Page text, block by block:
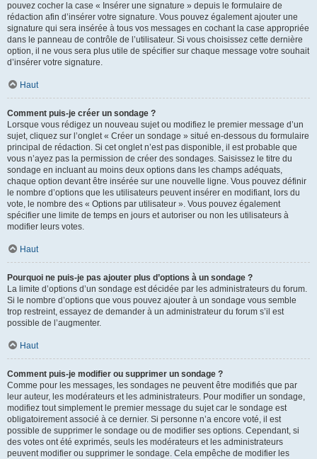
pouvez cocher la case « Insérer une signature » depuis le formulaire de
rédaction afin d’insérer votre signature. Vous pouvez également ajouter une
signature qui sera insérée à tous vos messages en cochant la case appropriée
dans le panneau de contrôle de l’utilisateur. Si vous choisissez cette dernière
option, il ne vous sera plus utile de spécifier sur chaque message votre souhait
d’insérer votre signature.
Haut
Comment puis-je créer un sondage ?
Lorsque vous rédigez un nouveau sujet ou modifiez le premier message d’un
sujet, cliquez sur l’onglet « Créer un sondage » situé en-dessous du formulaire
principal de rédaction. Si cet onglet n’est pas disponible, il est probable que
vous n’ayez pas la permission de créer des sondages. Saisissez le titre du
sondage en incluant au moins deux options dans les champs adéquats,
chaque option devant être insérée sur une nouvelle ligne. Vous pouvez définir
le nombre d’options que les utilisateurs peuvent insérer en modifiant, lors du
vote, le nombre des « Options par utilisateur ». Vous pouvez également
spécifier une limite de temps en jours et autoriser ou non les utilisateurs à
modifier leurs votes.
Haut
Pourquoi ne puis-je pas ajouter plus d’options à un sondage ?
La limite d’options d’un sondage est décidée par les administrateurs du forum.
Si le nombre d’options que vous pouvez ajouter à un sondage vous semble
trop restreint, essayez de demander à un administrateur du forum s’il est
possible de l’augmenter.
Haut
Comment puis-je modifier ou supprimer un sondage ?
Comme pour les messages, les sondages ne peuvent être modifiés que par
leur auteur, les modérateurs et les administrateurs. Pour modifier un sondage,
modifiez tout simplement le premier message du sujet car le sondage est
obligatoirement associé à ce dernier. Si personne n’a encore voté, il est
possible de supprimer le sondage ou de modifier ses options. Cependant, si
des votes ont été exprimés, seuls les modérateurs et les administrateurs
peuvent modifier ou supprimer le sondage. Cela empêche de modifier les